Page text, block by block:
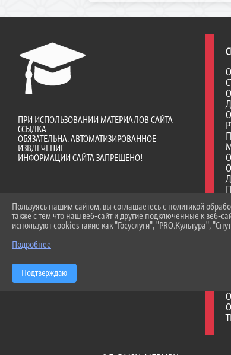
ПРИ ИСПОЛЬЗОВАНИИ МАТЕРИАЛОВ САЙТА
ССЫЛКА
ОБЯЗАТЕЛЬНА. АВТОМАТИЗИРОВАННОЕ
ИЗВЛЕЧЕНИЕ
ИНФОРМАЦИИ САЙТА ЗАПРЕЩЕНО!
Пользуясь нашим сайтом, вы соглашаетесь с политикой
также с тем что наш веб-сайт и другие подключенные к веб-
используют cookies такие как "Госуслуги", "PRO.Культура",
Подробнее
Подтверждаю